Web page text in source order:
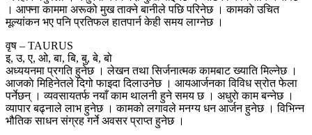
। आफ्ना काममा अरूको मुख ताक्ने बानीले पछि परिनेछ । कामकाे उचित
मूल्यांकन भए पनि प्रतिफल हातपार्न केही समय लाग्नेछ ।
वृष – TAURUS
इ, उ, ए, ओ, बा, बि, बु, बे, बो
अध्ययनमा प्रगति हुनेछ । लेखन तथा सिर्जनात्मक कामबाट ख्याति मिल्नेछ ।
आजकाे मिहिनेतले दिगो फाइदा दिलाउनेछ । आयआर्जनका विविध स्रोत फेला
पर्नेछन् । व्यवसायतर्फ नयाँ काम थालनी हुने समय छ । अधुराे काम बन्नेछ ।
व्यापार बढ्नाले लाभ हुनेछ । कामको लगावले मनग्य धन आर्जन हुनेछ । विभिन्न
भौतिक साधन संग्रह गर्ने अवसर प्राप्त हुनेछ ।